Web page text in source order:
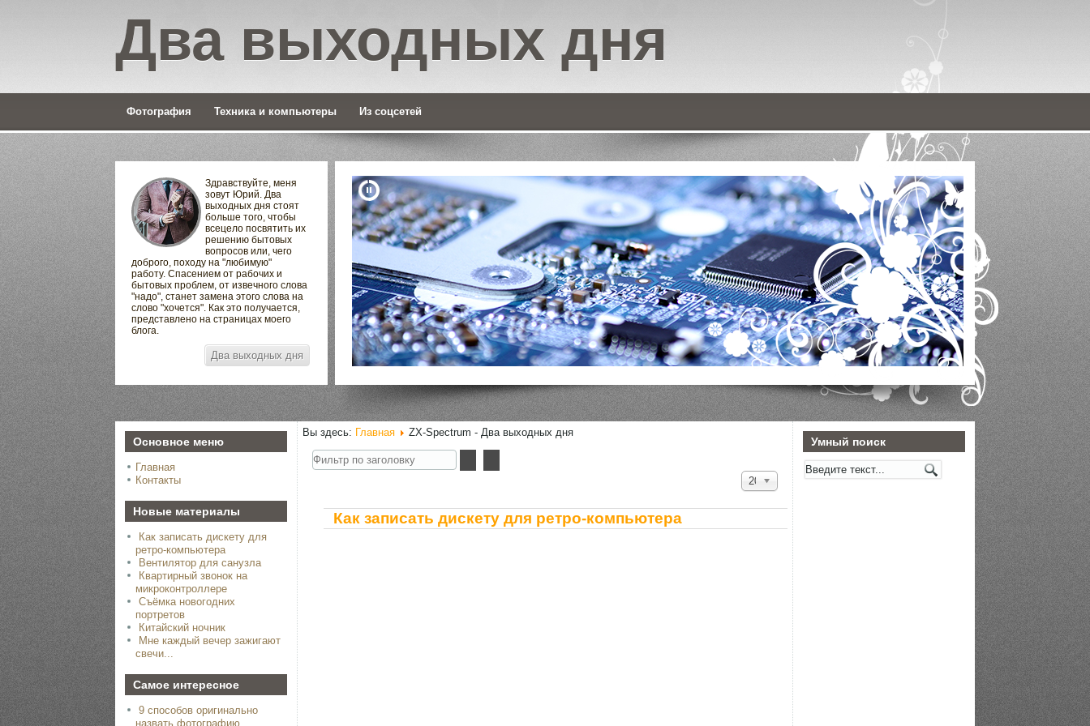
Здравствуйте, меня
зовут Юрий. Два
выходных дня стоят
больше того, чтобы
всецело посвятить их
решению бытовых
вопросов или, чего
доброго, походу на "любимую"
работу. Спасением от рабочих и
бытовых проблем, от извечного слова
"надо", станет замена этого слова на
слово "хочется". Как это получается,
представлено на страницах моего
блога.
Два выходных дня
Два выходных дня
Фотография Техника и компьютеры Из соцсетей
Основное меню
Главная
Контакты
Новые материалы
Как записать дискету для
ретро-компьютера
Вентилятор для санузла
Квартирный звонок на
микроконтроллере
Съёмка новогодних
портретов
Китайский ночник
Мне каждый вечер зажигают
свечи...
Самое интересное
9 способов оригинально
назвать фотографию
Вы здесь: Главная
ZX-Spectrum - Два выходных дня
Фильтр
по
Кол-
во
20
Как записать дискету для ретро-компьютера
Умный поиск